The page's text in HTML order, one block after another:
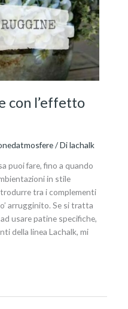
con l’effetto
/ Dilachalk
puoi fare, fino a quando
in stile
tra i complementi
arrugginito. Se si tratta
usare patine specifiche,
della linea Lachalk, mi